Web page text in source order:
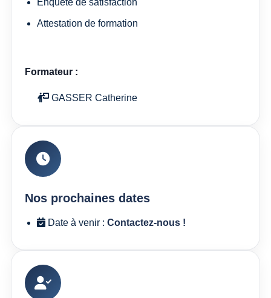
Attestation de formation
Formateur :
GASSER Catherine
Nos prochaines dates
Date à venir : Contactez-nous !